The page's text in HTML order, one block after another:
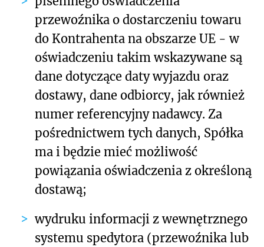
przewoźnika o dostarczeniu towaru
do Kontrahenta na obszarze UE - w
oświadczeniu takim wskazywane są
dane dotyczące daty wyjazdu oraz
dostawy, dane odbiorcy, jak również
numer referencyjny nadawcy. Za
pośrednictwem tych danych, Spółka
ma i będzie mieć możliwość
powiązania oświadczenia z określoną
dostawą;
wydruku informacji z wewnętrznego
systemu spedytora (przewoźnika lub